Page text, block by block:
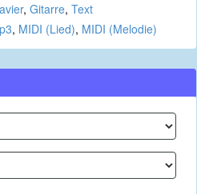
, Gitarre, Text
, MIDI (Lied), MIDI (Melodie)